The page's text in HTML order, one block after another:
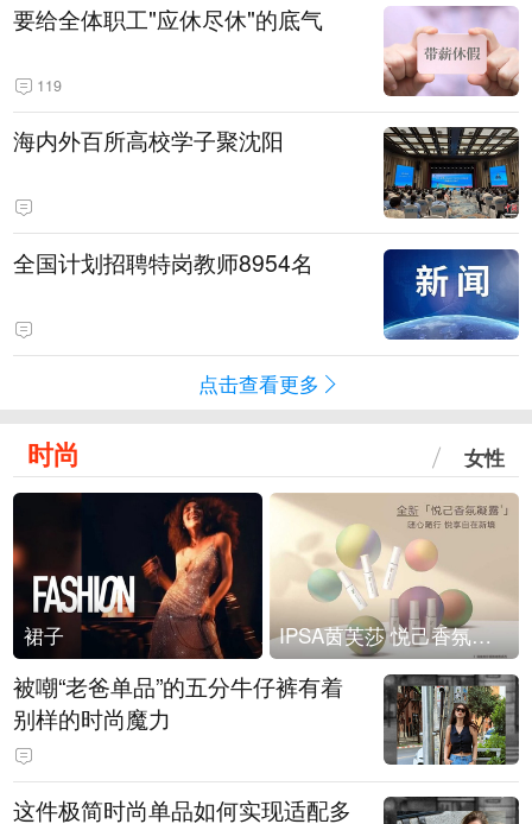
要给全体职工"应休尽休"的底气
119
海内外百所高校学子聚沈阳
全国计划招聘特岗教师8954名
点击查看更多
时尚 女性
裙子 IPSA茵芙莎 悦己香氛凝露上市
被嘲“老爸单品”的五分牛仔裤有着
别样的时尚魔力
这件极简时尚单品如何实现适配多